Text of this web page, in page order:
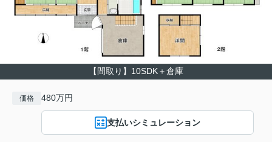
【間取り】10SDK＋倉庫
価格 480万円
支払いシミュレーション